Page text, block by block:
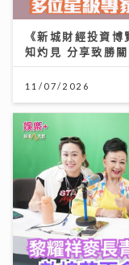
《新城財經投資
知灼見 分享致勝
11/07/2026